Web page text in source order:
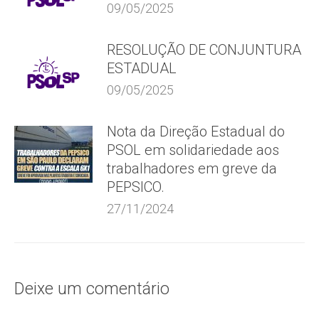
09/05/2025
RESOLUÇÃO DE CONJUNTURA
ESTADUAL
09/05/2025
Nota da Direção Estadual do
PSOL em solidariedade aos
trabalhadores em greve da
PEPSICO.
27/11/2024
Deixe um comentário